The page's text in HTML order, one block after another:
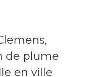
de plume
en ville